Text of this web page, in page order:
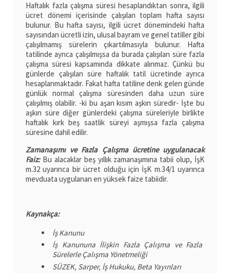
Haftalık fazla çalışma süresi hesaplandıktan sonra, ilgili
ücret dönemi içerisinde çalışılan toplam hafta sayısı
bulunur. Bu hafta sayısı, ilgili ücret dönemindeki hafta
sayısından ücretli izin, ulusal bayram ve genel tatiller gibi
çalışılmamış sürelerin çıkartılmasıyla bulunur. Hafta
tatilinde ayrıca çalışılmışsa da burada çalışılan süre fazla
çalışma süresi kapsamında dikkate alınmaz. Çünkü bu
günlerde çalışılan süre haftalık tatil ücretinde ayrıca
hesaplanmaktadır. Fakat hafta tatiline denk gelen günde
günlük normal çalışma süresinden daha uzun süre
çalışılmış olabilir. -ki bu aşan kısım aşkın süredir- İşte bu
aşkın süre diğer günlerdeki çalışma süreleriyle birlikte
haftalık kırk beş saatlik süreyi aşmışsa fazla çalışma
süresine dahil edilir.
Zamanaşımı ve Fazla Çalışma ücretine uygulanacak
Faiz:Bu alacaklar beş yıllık zamanaşımına tabii olup, İşK
m.32 uyarınca bir ücret olduğu için İşK m.34/1 uyarınca
mevduata uygulanan en yüksek faize tabiidir.
Kaynakça:
İş Kanunu
İş Kanununa İlişkin Fazla Çalışma ve Fazla
Sürelerle Çalışma Yönetmeliği
SÜZEK, Sarper, İş Hukuku, Beta Yayınları